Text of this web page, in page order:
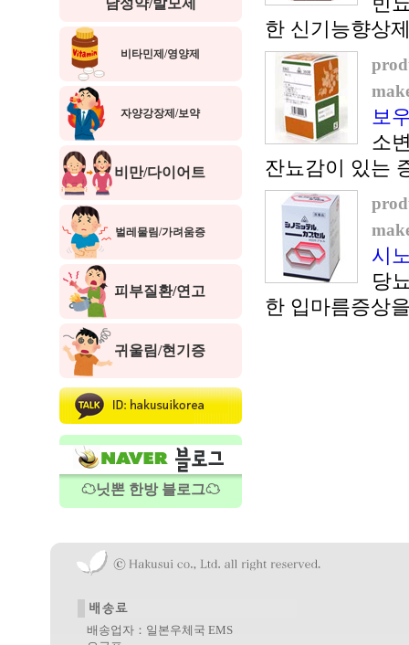
남성약/발모제
비타민제/영양제
자양강장제/보약
비만/다이어트
벌레물림/가려움증
피부질환/연고
귀울림/현기증
☁닛뽄 한방 블로그☁
한 신기능향상
보
소
잔뇨감이 있는
시
당
한 입마름증상
배송업자：일본우체국 EMS